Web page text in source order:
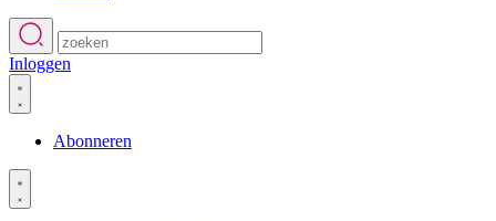
Inloggen
Abonneren